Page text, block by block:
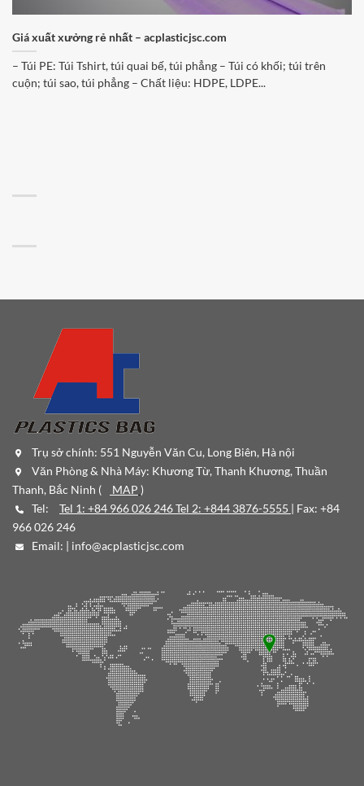
Giá xuất xưởng rẻ nhất – acplasticjsc.com
– Túi PE: Túi Tshirt, túi quai bế, túi phẳng – Túi có khối; túi trên
cuộn; túi sao, túi phẳng – Chất liệu: HDPE, LDPE...
Trụ sở chính: 551 Nguyễn Văn Cu, Long Biên, Hà nội
Văn Phòng & Nhà Máy: Khương Từ, Thanh Khương, Thuần
Thanh, Bắc Ninh (
MAP )
Tel:
Tel 1: +84 966 026 246 Tel 2: +844 3876-5555 | Fax: +84
966 026 246
Email: | info@acplasticjsc.com